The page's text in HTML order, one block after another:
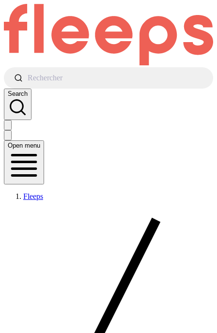
Rechercher
Search
Open menu
Fleeps